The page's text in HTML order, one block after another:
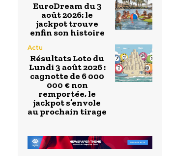
EuroDream du 3
août 2026: le
jackpot trouve
enfin son histoire
Actu
Résultats Loto du
Lundi 3 août 2026 :
cagnotte de 6 000
000 € non
remportée, le
jackpot s’envole
au prochain tirage